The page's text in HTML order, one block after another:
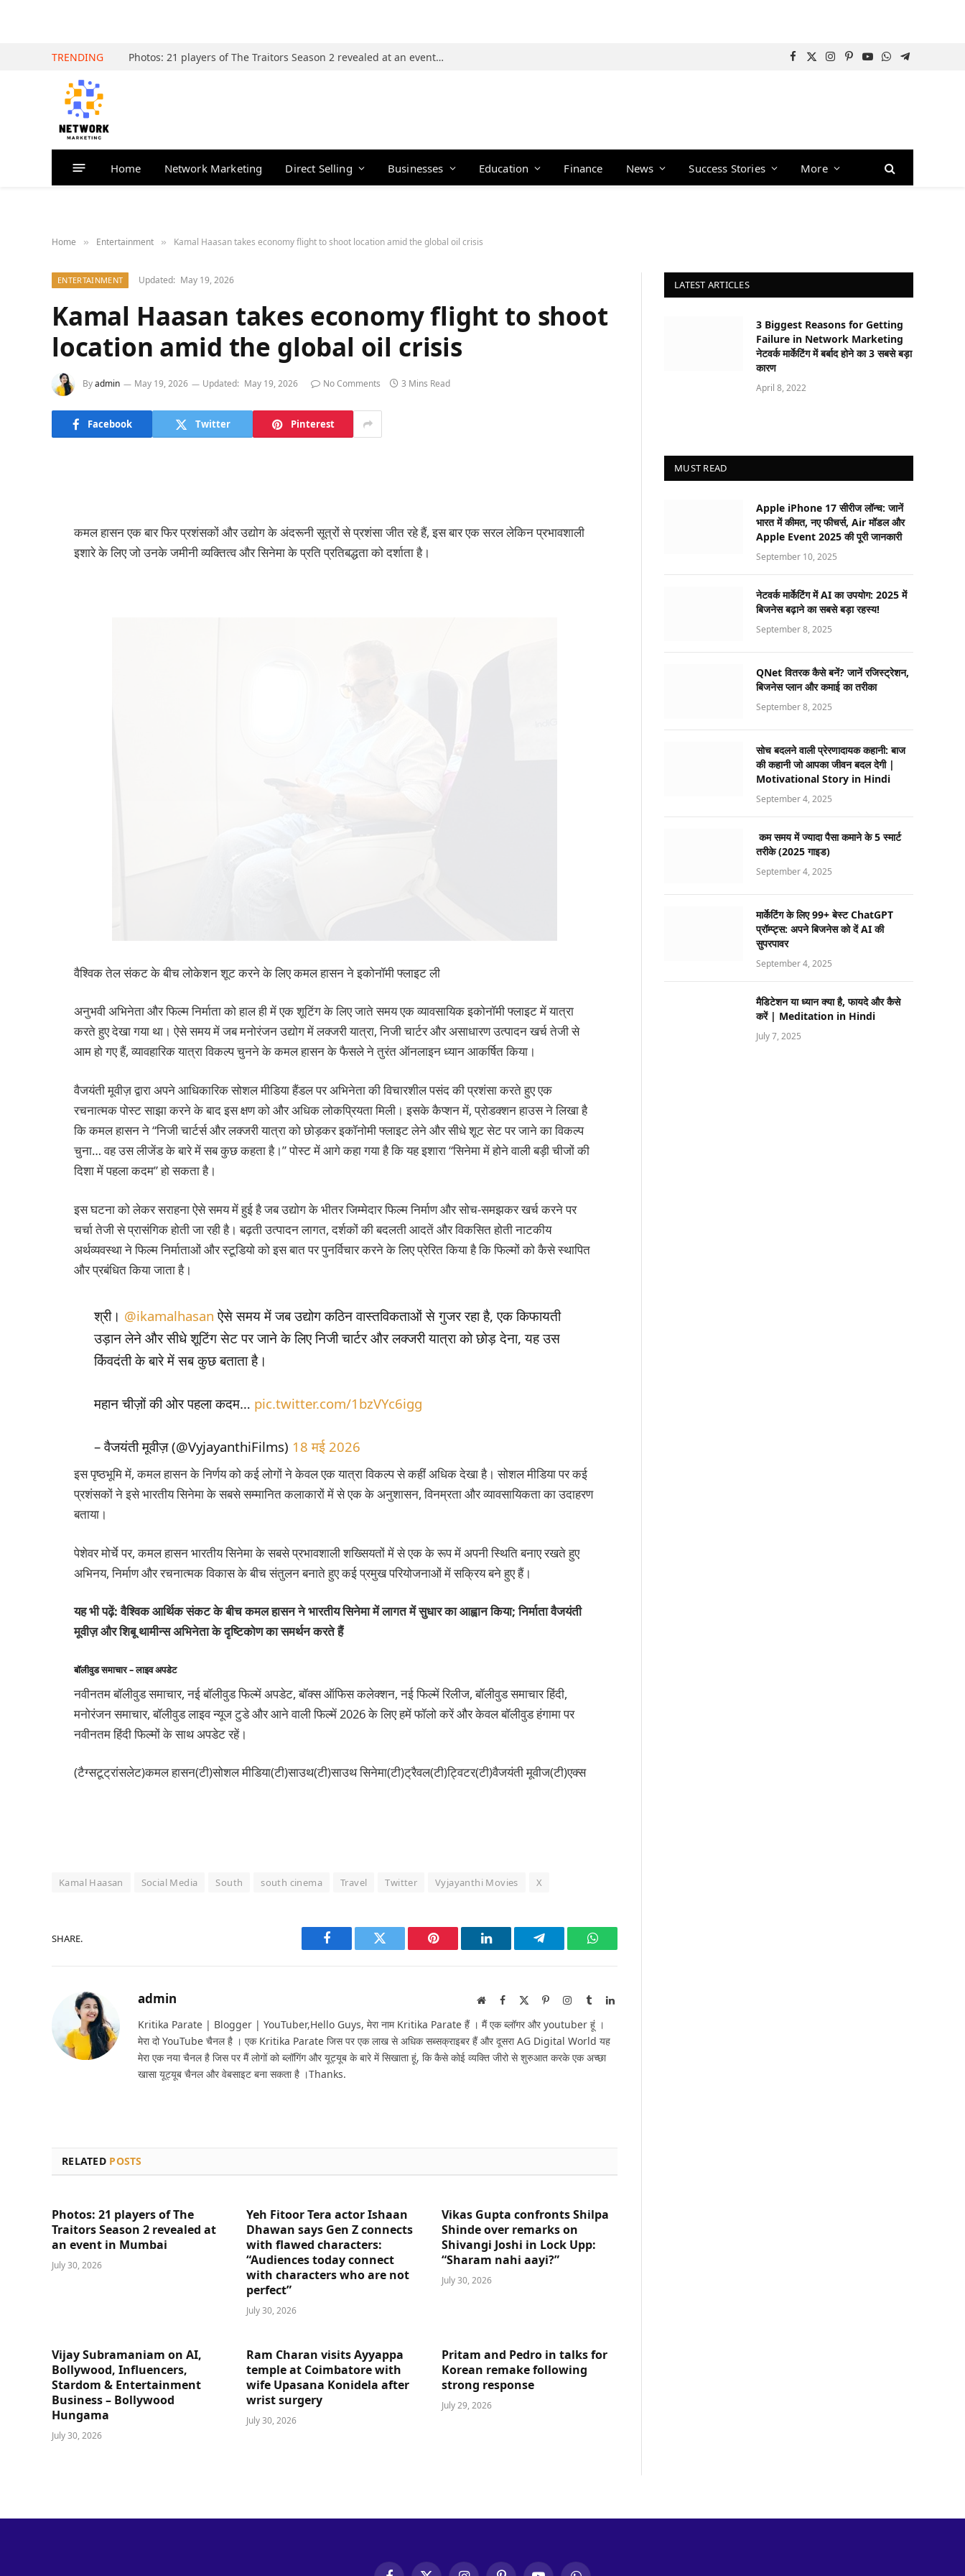
TRENDING Photos: 21 players of The Traitors Season 2 revealed at an event in Mumbai Facebook
X
Instagram
Pinterest
YouTube
WhatsApp
Telegram
Home Network Marketing Direct Selling Businesses Education Finance News Success Stories More
Home » Entertainment » Kamal Haasan takes economy flight to shoot location amid the global oil crisis
ENTERTAINMENT Updated: May 19, 2026
Kamal Haasan takes economy flight to shoot
location amid the global oil crisis
Byadmin May 19, 2026 Updated: May 19, 2026 No Comments 3 Mins Read
Facebook Twitter Pinterest
कमल हासन एक बार फिर प्रशंसकों और उद्योग के अंदरूनी सूत्रों से प्रशंसा जीत रहे हैं, इस बार एक सरल लेकिन प्रभावशाली
इशारे के लिए जो उनके जमीनी व्यक्तित्व और सिनेमा के प्रति प्रतिबद्धता को दर्शाता है।
वैश्विक तेल संकट के बीच लोकेशन शूट करने के लिए कमल हासन ने इकोनॉमी फ्लाइट ली
अनुभवी अभिनेता और फिल्म निर्माता को हाल ही में एक शूटिंग के लिए जाते समय एक व्यावसायिक इकोनॉमी फ्लाइट में यात्रा
करते हुए देखा गया था। ऐसे समय में जब मनोरंजन उद्योग में लक्जरी यात्रा, निजी चार्टर और असाधारण उत्पादन खर्च तेजी से
आम हो गए हैं, व्यावहारिक यात्रा विकल्प चुनने के कमल हासन के फैसले ने तुरंत ऑनलाइन ध्यान आकर्षित किया।
वैजयंती मूवीज़ द्वारा अपने आधिकारिक सोशल मीडिया हैंडल पर अभिनेता की विचारशील पसंद की प्रशंसा करते हुए एक
रचनात्मक पोस्ट साझा करने के बाद इस क्षण को और अधिक लोकप्रियता मिली। इसके कैप्शन में, प्रोडक्शन हाउस ने लिखा है
कि कमल हासन ने “निजी चार्टर्स और लक्जरी यात्रा को छोड़कर इकॉनोमी फ्लाइट लेने और सीधे शूट सेट पर जाने का विकल्प
चुना… वह उस लीजेंड के बारे में सब कुछ कहता है।” पोस्ट में आगे कहा गया है कि यह इशारा “सिनेमा में होने वाली बड़ी चीजों की
दिशा में पहला कदम” हो सकता है।
इस घटना को लेकर सराहना ऐसे समय में हुई है जब उद्योग के भीतर जिम्मेदार फिल्म निर्माण और सोच-समझकर खर्च करने पर
चर्चा तेजी से प्रासंगिक होती जा रही है। बढ़ती उत्पादन लागत, दर्शकों की बदलती आदतें और विकसित होती नाटकीय
अर्थव्यवस्था ने फिल्म निर्माताओं और स्टूडियो को इस बात पर पुनर्विचार करने के लिए प्रेरित किया है कि फिल्मों को कैसे स्थापित
और प्रबंधित किया जाता है।
श्री। @ikamalhasan ऐसे समय में जब उद्योग कठिन वास्तविकताओं से गुजर रहा है, एक किफायती
उड़ान लेने और सीधे शूटिंग सेट पर जाने के लिए निजी चार्टर और लक्जरी यात्रा को छोड़ देना, यह उस
किंवदंती के बारे में सब कुछ बताता है।
महान चीज़ों की ओर पहला कदम… pic.twitter.com/1bzVYc6igg
– वैजयंती मूवीज़ (@VyjayanthiFilms) 18 मई 2026
इस पृष्ठभूमि में, कमल हासन के निर्णय को कई लोगों ने केवल एक यात्रा विकल्प से कहीं अधिक देखा है। सोशल मीडिया पर कई
प्रशंसकों ने इसे भारतीय सिनेमा के सबसे सम्मानित कलाकारों में से एक के अनुशासन, विनम्रता और व्यावसायिकता का उदाहरण
बताया।
पेशेवर मोर्चे पर, कमल हासन भारतीय सिनेमा के सबसे प्रभावशाली शख्सियतों में से एक के रूप में अपनी स्थिति बनाए रखते हुए
अभिनय, निर्माण और रचनात्मक विकास के बीच संतुलन बनाते हुए कई प्रमुख परियोजनाओं में सक्रिय बने हुए हैं।
यह भी पढ़ें: वैश्विक आर्थिक संकट के बीच कमल हासन ने भारतीय सिनेमा में लागत में सुधार का आह्वान किया; निर्माता वैजयंती
मूवीज़ और शिबू थामीन्स अभिनेता के दृष्टिकोण का समर्थन करते हैं
बॉलीवुड समाचार – लाइव अपडेट
नवीनतम बॉलीवुड समाचार, नई बॉलीवुड फिल्में अपडेट, बॉक्स ऑफिस कलेक्शन, नई फिल्में रिलीज, बॉलीवुड समाचार हिंदी,
मनोरंजन समाचार, बॉलीवुड लाइव न्यूज टुडे और आने वाली फिल्में 2026 के लिए हमें फॉलो करें और केवल बॉलीवुड हंगामा पर
नवीनतम हिंदी फिल्मों के साथ अपडेट रहें।
(टैग्सटूट्रांसलेट)कमल हासन(टी)सोशल मीडिया(टी)साउथ(टी)साउथ सिनेमा(टी)ट्रैवल(टी)ट्विटर(टी)वैजयंती मूवीज(टी)एक्स
Kamal Haasan Social Media South south cinema Travel Twitter Vyjayanthi Movies X
SHARE.
Facebook Twitter Pinterest LinkedIn Telegram WhatsApp
admin WebsiteFacebook PinterestInstagram
TumblrLinkedIn
Kritika Parate | Blogger | YouTuber,Hello Guys, मेरा नाम Kritika Parate हैं । मैं एक ब्लॉगर और youtuber हूं ।
मेरा दो YouTube चैनल है । एक Kritika Parate जिस पर एक लाख से अधिक सब्सक्राइबर हैं और दूसरा AG Digital World यह
मेरा एक नया चैनल है जिस पर मैं लोगों को ब्लॉगिंग और यूट्यूब के बारे में सिखाता हूं, कि कैसे कोई व्यक्ति जीरो से शुरुआत करके एक अच्छा
खासा यूट्यूब चैनल और वेबसाइट बना सकता है ।Thanks.
RELATED POSTS
Photos: 21 players of The
Traitors Season 2 revealed at
an event in Mumbai
July 30, 2026
Yeh Fitoor Tera actor Ishaan
Dhawan says Gen Z connects
with flawed characters:
“Audiences today connect
with characters who are not
perfect”
July 30, 2026
Vikas Gupta confronts Shilpa
Shinde over remarks on
Shivangi Joshi in Lock Upp:
“Sharam nahi aayi?”
July 30, 2026
Vijay Subramaniam on AI,
Bollywood, Influencers,
Stardom & Entertainment
Business – Bollywood
Hungama
July 30, 2026
Ram Charan visits Ayyappa
temple at Coimbatore with
wife Upasana Konidela after
wrist surgery
July 30, 2026
Pritam and Pedro in talks for
Korean remake following
strong response
July 29, 2026
LATEST ARTICLES
3 Biggest Reasons for Getting
Failure in Network Marketing
नेटवर्क मार्केटिंग में बर्बाद होने का 3 सबसे बड़ा
कारण
April 8, 2022
MUST READ
Apple iPhone 17 सीरीज लॉन्च: जानें
भारत में कीमत, नए फीचर्स, Air मॉडल और
Apple Event 2025 की पूरी जानकारी
September 10, 2025
नेटवर्क मार्केटिंग में AI का उपयोग: 2025 में
बिजनेस बढ़ाने का सबसे बड़ा रहस्य!
September 8, 2025
QNet वितरक कैसे बनें? जानें रजिस्ट्रेशन,
बिजनेस प्लान और कमाई का तरीका
September 8, 2025
सोच बदलने वाली प्रेरणादायक कहानी: बाज
की कहानी जो आपका जीवन बदल देगी |
Motivational Story in Hindi
September 4, 2025
कम समय में ज्यादा पैसा कमाने के 5 स्मार्ट
तरीके (2025 गाइड)
September 4, 2025
मार्केटिंग के लिए 99+ बेस्ट ChatGPT
प्रॉम्प्ट्स: अपने बिजनेस को दें AI की
सुपरपावर
September 4, 2025
मैडिटेशन या ध्यान क्या है, फायदे और कैसे
करें | Meditation in Hindi
July 7, 2025